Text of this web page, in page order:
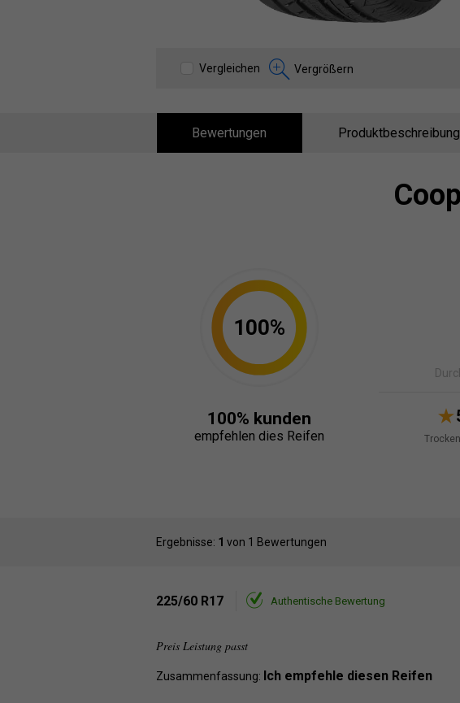
Vergleichen Vergrößern
Bewertungen Produktbeschreibung
100%
100% kunden
empfehlen dies Reifen
Ergebnisse: 1 von 1 Bewertungen
225/60 R17 Authentische Bewertung
Preis Leistung passt
Zusammenfassung: Ich empfehle diesen Reifen